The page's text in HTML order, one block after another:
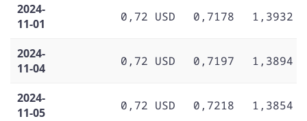
2024-
11-01
0,72 USD 0,7178 1,3932
2024-
11-04
0,72 USD 0,7197 1,3894
2024-
11-05
0,72 USD 0,7218 1,3854